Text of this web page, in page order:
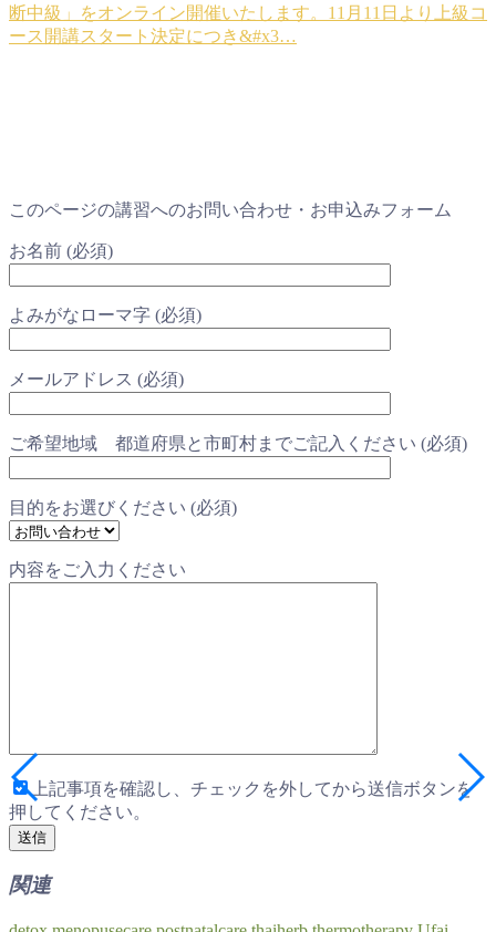
断中級」をオンライン開催いたします。11月11日より上級コ
ース開講スタート決定につき&#x3…
このページの講習へのお問い合わせ・お申込みフォーム
お名前 (必須)
よみがなローマ字 (必須)
メールアドレス (必須)
ご希望地域 都道府県と市町村までご記入ください (必須)
目的をお選びください (必須)
内容をご入力ください
上記事項を確認し、チェックを外してから送信ボタンを
押してください。
関連